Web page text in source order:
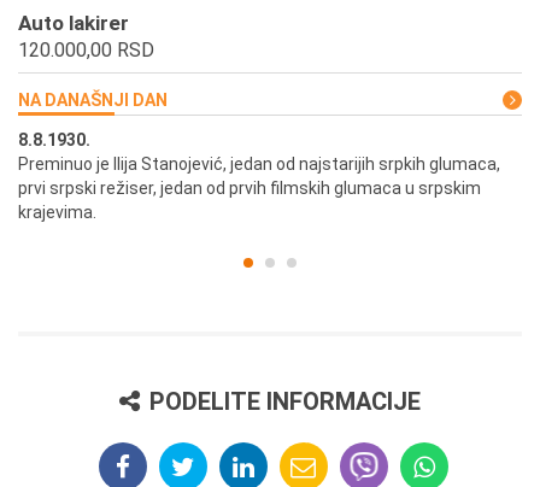
Auto lakirer
120.000,00 RSD
NA DANAŠNJI DAN
8.8.1930.
Preminuo je Ilija Stanojević, jedan od najstarijih srpkih glumaca,
prvi srpski režiser, jedan od prvih filmskih glumaca u srpskim
krajevima.
PODELITE INFORMACIJE